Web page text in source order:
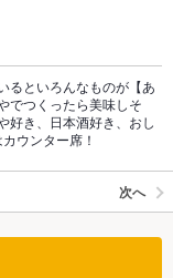
るといろんなものが【あ
でつくったら美味しそ
好き、日本酒好き、おし
ウンター席！
次へ